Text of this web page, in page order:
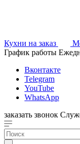
Кухни на заказ
График работы
Вконтакте
Telegram
YouTube
WhatsApp
заказать звонок